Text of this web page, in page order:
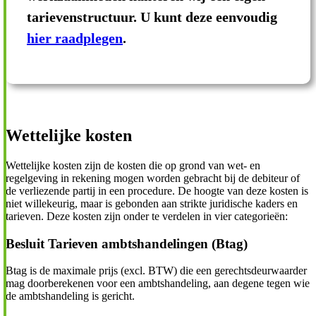
tarievenstructuur. U kunt deze eenvoudig
hier raadplegen.
Wettelijke kosten
Wettelijke kosten zijn de kosten die op grond van wet- en
regelgeving in rekening mogen worden gebracht bij de debiteur of
de verliezende partij in een procedure. De hoogte van deze kosten is
niet willekeurig, maar is gebonden aan strikte juridische kaders en
tarieven. Deze kosten zijn onder te verdelen in vier categorieën:
Besluit Tarieven ambtshandelingen (Btag)
Btag is de maximale prijs (excl. BTW) die een gerechtsdeurwaarder
mag doorberekenen voor een ambtshandeling, aan degene tegen wie
de ambtshandeling is gericht.